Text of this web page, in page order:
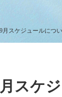
スケジュールにつ
スケ